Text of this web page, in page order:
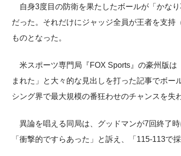
自身3度目の防衛を果たしたボールが「かな
だった。それだけにジャッジ全員が王者を支
ものとなった。
米スポーツ専門局『FOX Sports』の豪州版は
まれた」と大々的な見出しを打った記事でボ
シング界で最大規模の番狂わせのチャンスを失
異論を唱える同局は、グッドマンが7回終了
「衝撃的ですらあった」と訴え、「115-113で